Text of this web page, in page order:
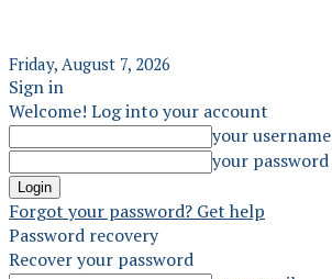
Friday, August 7, 2026
Sign in
Welcome! Log into your account
your username
your password
Forgot your password? Get help
Password recovery
Recover your password